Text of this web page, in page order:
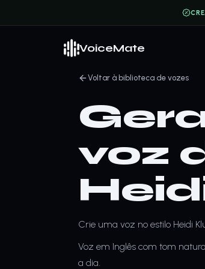
VoiceMate
Voltar à biblioteca de vozes
voz
Crie uma voz no estilo Heidi
Voz em Inglês com tom
a dia.